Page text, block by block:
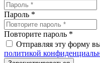
Пароль *
Повторите пароль *
Отправляя эту форму
политикой